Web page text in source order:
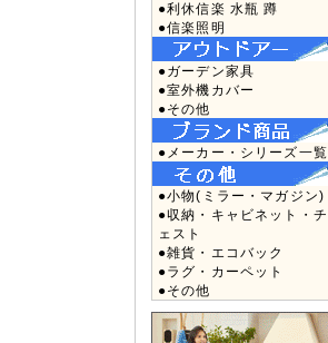
●利休信楽 水瓶 蹲
●信楽照明
●ガーデン家具
●室外機カバー
●その他
●メーカー・シリーズ一覧
●小物(ミラー・マガジン)
●収納・キャビネット・チ
ェスト
●雑貨・エコバック
●ラグ・カーペット
●その他